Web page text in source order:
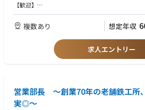
【歓迎】
・廃棄物処理プラントでの実務の経験
・官公庁向け業務経験
・廃棄物処理施設技術管理者
・ｴﾈﾙｷﾞｰ管理士
複数あり 想定年収
求人エントリー
営業部長 ～創業70年の老舗鉄工所
実◎～